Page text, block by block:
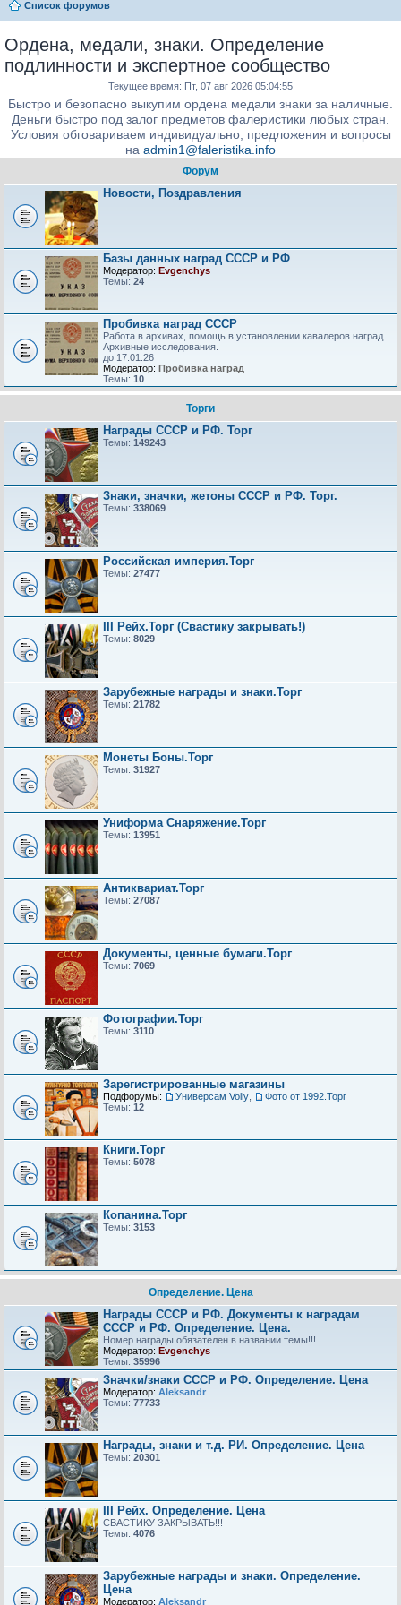
Список форумов
Ордена, медали, знаки. Определение
подлинности и экспертное сообщество
Текущее время: Пт, 07 авг 2026 05:04:55
Быстро и безопасно выкупим ордена медали знаки за наличные.
Деньги быстро под залог предметов фалеристики любых стран.
Условия обговариваем индивидуально, предложения и вопросы
на admin1@faleristika.info
Форум
Новости, Поздравления
Базы данных наград СССР и РФ
Модератор: Evgenchys
Темы: 24
Пробивка наград СССР
Работа в архивах, помощь в установлении кавалеров наград.
Архивные исследования.
до 17.01.26
Модератор: Пробивка наград
Темы: 10
Торги
Награды СССР и РФ. Торг
Темы: 149243
Знаки, значки, жетоны СССР и РФ. Торг.
Темы: 338069
Российская империя.Торг
Темы: 27477
III Рейх.Торг (Свастику закрывать!)
Темы: 8029
Зарубежные награды и знаки.Торг
Темы: 21782
Монеты Боны.Торг
Темы: 31927
Униформа Снаряжение.Торг
Темы: 13951
Антиквариат.Торг
Темы: 27087
Документы, ценные бумаги.Торг
Темы: 7069
Фотографии.Торг
Темы: 3110
Зарегистрированные магазины
Подфорумы: Универсам Volly
Фото от 1992.Торг
Темы: 12
Книги.Торг
Темы: 5078
Копанина.Торг
Темы: 3153
Определение. Цена
Награды СССР и РФ. Документы к наградам
СССР и РФ. Определение. Цена.
Номер награды обязателен в названии темы!!!
Модератор: Evgenchys
Темы: 35996
Значки/знаки СССР и РФ. Определение. Цена
Модератор: Aleksandr
Темы: 77733
Награды, знаки и т.д. РИ. Определение. Цена
Темы: 20301
III Рейх. Определение. Цена
СВАСТИКУ ЗАКРЫВАТЬ!!!
Темы: 4076
Зарубежные награды и знаки. Определение.
Цена
Модератор: Aleksandr